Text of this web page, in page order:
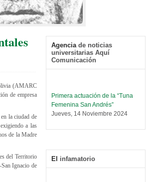
(AMARC
de empresa
la ciudad de
a las
de la Madre
del Territorio
Ignacio de
Agencia de noticias
universitarias Aquí
Comunicación
Primera actuación de la “Tuna
Femenina San Andrés”
Jueves, 14 Noviembre 2024
Leer Más...
tráfico de personas
Sábado, 14 Septiembre 2024
El infamatorio